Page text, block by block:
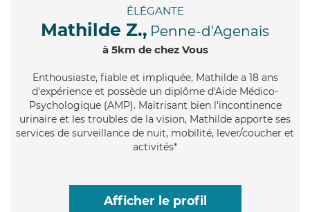
ÉLÉGANTE
Mathilde Z., Penne-d'Agenais
à 5km de chez Vous
Enthousiaste, fiable et impliquée, Mathilde a 18 ans
d'expérience et possède un diplôme d'Aide Médico-
Psychologique (AMP). Maitrisant bien l'incontinence
urinaire et les troubles de la vision, Mathilde apporte ses
services de surveillance de nuit, mobilité, lever/coucher et
activités*
Afficher le profil